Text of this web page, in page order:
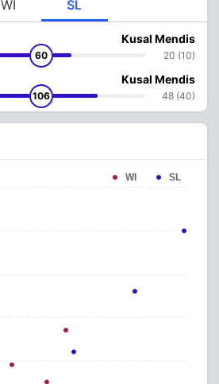
WI SL
60
Kusal Mendis
20 (10)
106
Kusal Mendis
48 (40)
WI SL